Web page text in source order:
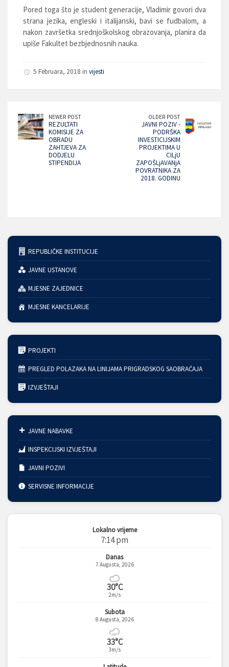
Pored toga što je student generacije, Vladimir govori dva
strana jezika, engleski i italijanski, bavi se fudbalom, a
nakon završetka srednjoškolskog obrazovanja, planira da
upiše Fakultet bezbjednosnih nauka.
5 Februara, 2018 in vijesti
NEWER POST
REZULTATI
KOMISIJE ZA
OBRADU
ZAHTJEVA ZA
DODJELU
STIPENDIJA
OLDER POST
JAVNI POZIV -
PODRŠKA
INVESTICIJSKIM
PROJEKTIMA U
CILjU
ZAPOŠLjAVANjA
POVRATNIKA ZA
2018. GODINU
REPUBLIČKE INSTITUCIJE
JAVNE USTANOVE
MJESNE ZAJEDNICE
MJESNE KANCELARIJE
PROJEKTI
PREGLED POLAZAKA NA LINIJAMA PRIGRADSKOG SAOBRAĆAJA
IZVJEŠTAJI
JAVNE NABAVKE
INSPEKCIJSKI IZVJEŠTAJI
JAVNI POZIVI
SERVISNE INFORMACIJE
Lokalno vrijeme
7:14 pm
Danas
7 Augusta, 2026
30°C
2m/s
Subota
8 Augusta, 2026
33°C
3m/s